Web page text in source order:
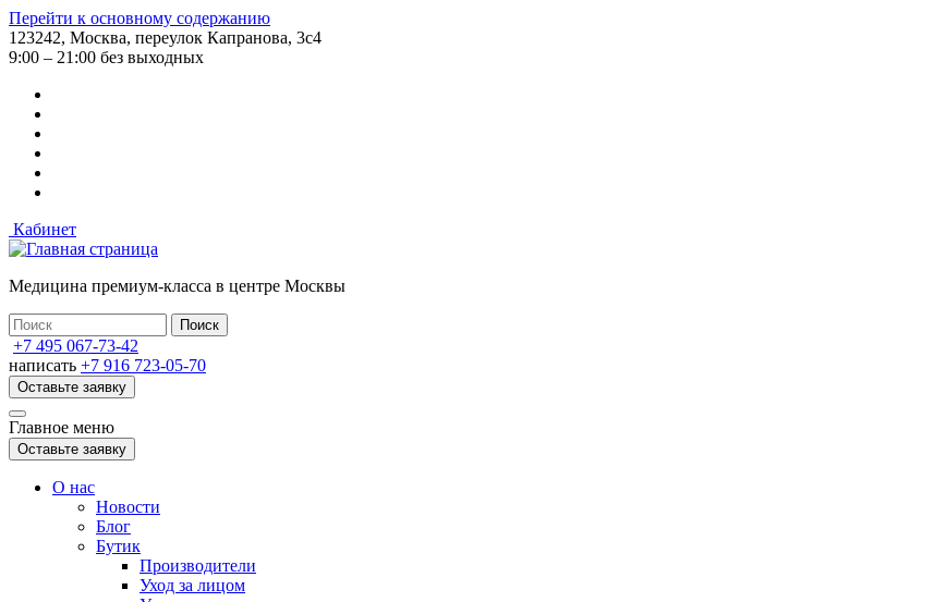
Перейти к основному содержанию
123242, Москва, переулок Капранова, 3с4
9:00 – 21:00 без выходных
Кабинет
Медицина премиум-класса в центре Москвы
+7 495 067-73-42
написать +7 916 723-05-70
Оставьте заявку
Главное меню
Оставьте заявку
О нас
Новости
Блог
Бутик
Производители
Уход за лицом